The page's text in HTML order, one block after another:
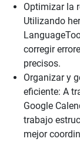
Optimizar la
Utilizando
corregir
precisos.
Organizar y
eficiente: A
Google
trabajo
mejor